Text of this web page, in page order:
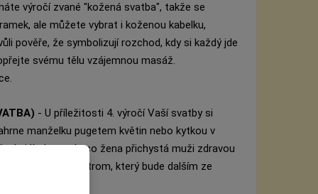
výročí zvané "kožená svatba", takže se
ale můžete vybrat i koženou kabelku,
pověře, že symbolizují rozchod, kdy si každý jde
svému tělu vzájemnou masáž.
- U příležitosti 4. výročí Vaší svatby si
manželku pugetem květin nebo kytkou v
lístky, zatímco žena přichystá muži zdravou
ovocný strom, který bude dalším ze